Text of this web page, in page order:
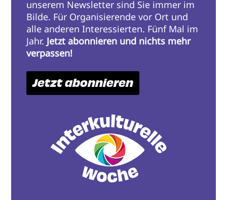
unserem Newsletter sind Sie immer im
Bilde. Für Organisierende vor Ort und
alle anderen Interessierten. Fünf Mal im
Jahr. Jetzt abonnieren und nichts mehr
verpassen!
Jetzt abonnieren